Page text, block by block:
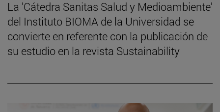
La 'Cátedra Sanitas Salud y Medioambiente'
del Instituto BIOMA de la Universidad se
convierte en referente con la publicación de
su estudio en la revista Sustainability